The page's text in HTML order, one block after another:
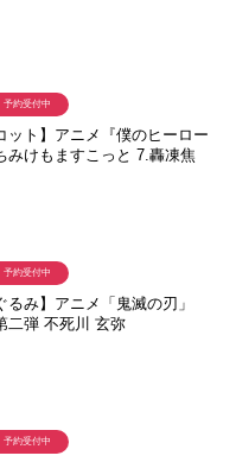
ット】アニメ『僕のヒーロー
みけもますこっと 7.轟凍焦
予約受付中
るみ】アニメ「鬼滅の刃」
二弾 不死川 玄弥
予約受付中
予約受付中